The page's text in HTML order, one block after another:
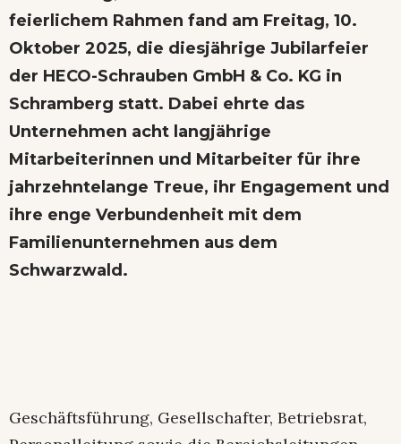
feierlichem Rahmen fand am Freitag, 10.
Oktober 2025, die diesjährige Jubilarfeier
der HECO-Schrauben GmbH & Co. KG in
Schramberg statt. Dabei ehrte das
Unternehmen acht langjährige
Mitarbeiterinnen und Mitarbeiter für ihre
jahrzehntelange Treue, ihr Engagement und
ihre enge Verbundenheit mit dem
Familienunternehmen aus dem
Schwarzwald.
Geschäftsführung, Gesellschafter, Betriebsrat,